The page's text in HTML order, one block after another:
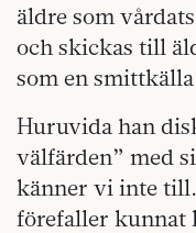
äldre som
och skickas till
som en
Huruvida han
välfärden” med
känner vi inte
förefaller kunnat